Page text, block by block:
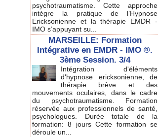
psychotraumatisme. Cette approche
intègre la pratique de l’Hypnose
Ericksonienne et la thérapie EMDR -
IMO s’appuyant su...
MARSEILLE: Formation
Intégrative en EMDR - IMO ®.
3ème Session. 3/4
Intégration d'éléments
d'hypnose ericksonienne, de
thérapie brève et des
mouvements oculaires, dans le cadre
du psychotraumatisme. Formation
réservée aux professionnels de santé,
psychologues. Durée totale de la
formation: 8 jours Cette formation se
déroule un...